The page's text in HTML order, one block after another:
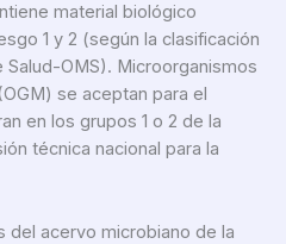
material biológico
1 y 2 (según la clasificación
Salud-OMS). Microorganismos
se aceptan para el
en los grupos 1 o 2 de la
técnica nacional para la
del acervo microbiano de la